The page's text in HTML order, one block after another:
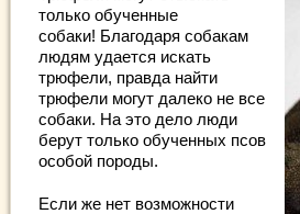
только обученные
собаки! Благодаря собакам
людям удается искать
трюфели, правда найти
трюфели могут далеко не все
собаки. На это дело люди
берут только обученных псов
особой породы.
Если же нет возможности